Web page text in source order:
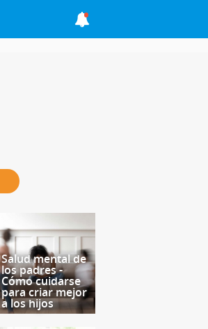
Salud mental de
los padres -
Cómo cuidarse
para criar mejor
a los hijos